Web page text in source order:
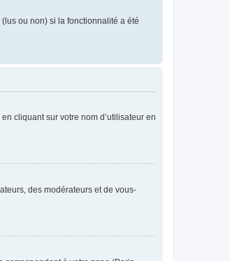
ou non) si la fonctionnalité a été
cliquant sur votre nom d’utilisateur en
des modérateurs et de vous-